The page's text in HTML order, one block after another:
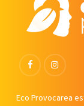
FacebookInstagram
Eco Provocarea